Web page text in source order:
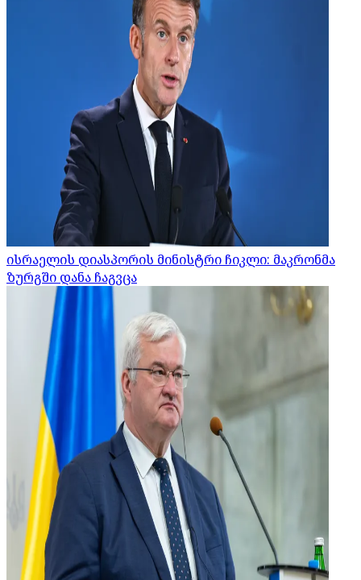
ისრაელის დიასპორის მინისტრი ჩიკლი: მაკრონმა
ზურგში დანა ჩაგვცა